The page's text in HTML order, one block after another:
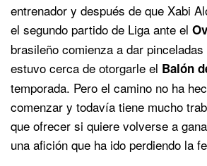
entrenador y después de que Xabi
el segundo partido de Liga ante el
brasileño comienza a dar
estuvo cerca de otorgarle el Balón
temporada. Pero el camino no ha
comenzar y todavía tiene mucho
que ofrecer si quiere volverse a
una afición que ha ido perdiendo la